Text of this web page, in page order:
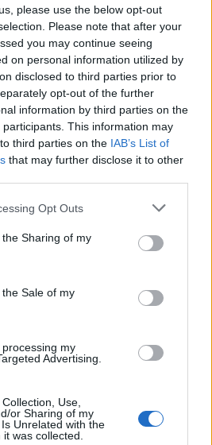
please use the below opt-out
Please note that after your
you may continue seeing
on personal information utilized by
disclosed to third parties prior to
opt-out of the further
information by third parties on the
participants. This information may
third parties on the IAB’s List of
that may further disclose it to other
app uses one or more Google
usage behaviour. You may click to
Google and its third-party tags to
purposes in below Google
Opt Outs
Sharing of my
Sale of my
my
Advertising.
Use,
or Sharing of my
Unrelated with the
was collected.
στις 12.
και
με τους διεθνείς
για τα νησιά